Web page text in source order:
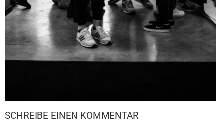
SCHREIBE EINEN KOMMENTAR